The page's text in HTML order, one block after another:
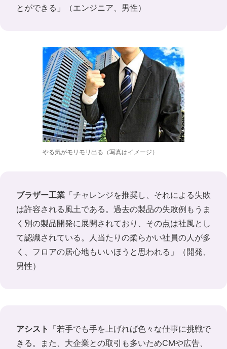
とができる」（エンジニア、男性）
やる気がモリモリ出る（写真はイメージ）
ブラザー工業 「チャレンジを推奨し、それによる失敗
は許容される風土である。過去の製品の失敗例もうま
く別の製品開発に展開されており、その点は社風とし
て認識されている。人当たりの柔らかい社員の人が多
く、フロアの居心地もいいほうと思われる」（開発、
男性）
アシスト 「若手でも手を上げれば色々な仕事に挑戦で
きる。また、大企業との取引も多いためCMや広告、